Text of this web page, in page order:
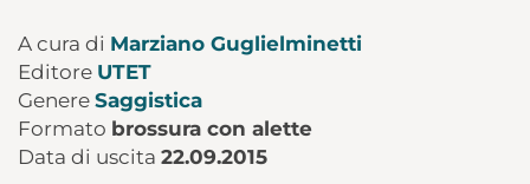
A cura di Marziano Guglielminetti
Editore UTET
Genere Saggistica
Formato brossura con alette
Data di uscita 22.09.2015